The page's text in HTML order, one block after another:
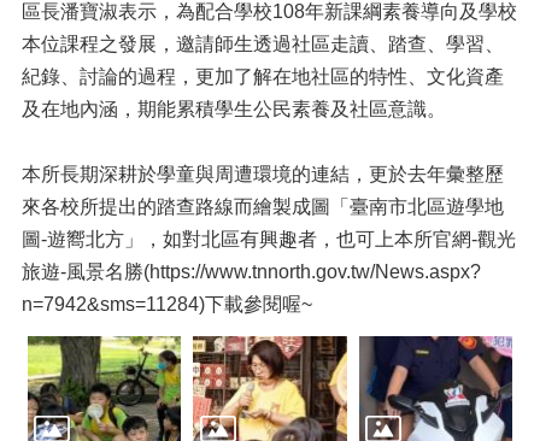
區長潘寶淑表示，為配合學校108年新課綱素養導向及學校
本位課程之發展，邀請師生透過社區走讀、踏查、學習、
紀錄、討論的過程，更加了解在地社區的特性、文化資產
及在地內涵，期能累積學生公民素養及社區意識。
本所長期深耕於學童與周遭環境的連結，更於去年彙整歷
來各校所提出的踏查路線而繪製成圖「臺南市北區遊學地
圖-遊嚮北方」，如對北區有興趣者，也可上本所官網-觀光
旅遊-風景名勝(https://www.tnnorth.gov.tw/News.aspx?
n=7942&sms=11284)下載參閱喔~